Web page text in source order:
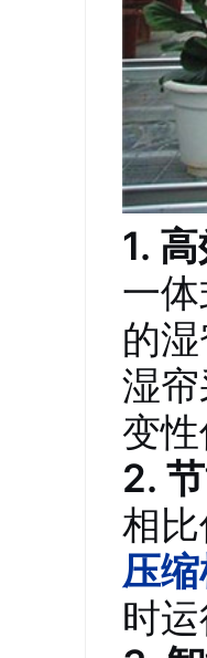
1.
一
的
湿
变
2.
相
压
时